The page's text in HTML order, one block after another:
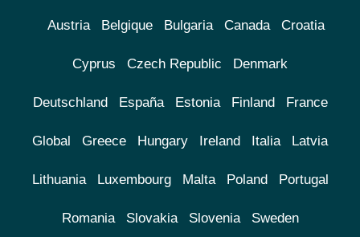
Austria Belgique Bulgaria Canada Croatia
Cyprus Czech Republic Denmark
Deutschland España Estonia Finland France
Global Greece Hungary Ireland Italia Latvia
Lithuania Luxembourg Malta Poland Portugal
Romania Slovakia Slovenia Sweden